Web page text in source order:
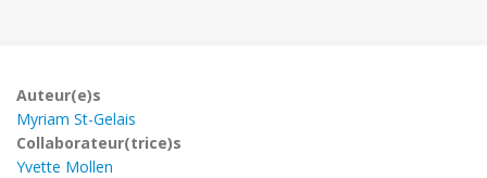
Auteur(e)s
Myriam St-Gelais
Collaborateur(trice)s
Yvette Mollen